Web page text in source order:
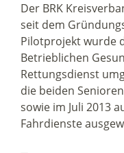
Der BRK
seit dem
Pilotprojekt wurde
Betrieblichen
Rettungsdienst
die beiden
sowie im Juli 2013
Fahrdienste